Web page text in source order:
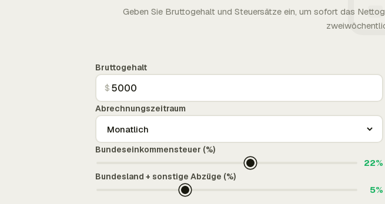
Geben Sie Bruttogehalt und Steuersätze ein, um sofort das
Bruttogehalt
$
Abrechnungszeitraum
Bundeseinkommensteuer (%)
22%
Bundesland + sonstige Abzüge (%)
5%